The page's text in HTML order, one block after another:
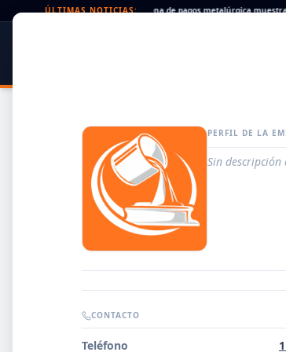
ÚLTIMAS NOTICIAS:
rechazados en alza: la cadena de pagos metalúrgica muestra
DISTRIBUIDORES
PERFIL DE LA
Sin descripción
CONTACTO
Teléfono